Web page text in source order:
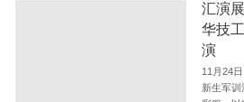
汇演
华技
演
11月24
新生军训